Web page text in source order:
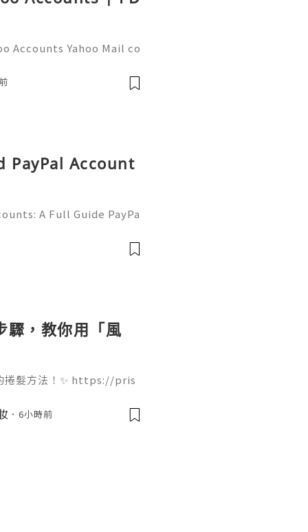
Accounts Yahoo Mail co
and online a
PayPal Account
A Full Guide PayPa
merchants, online b
驟，教你用「風
捲髮方法！✨ https://pris
，吹出來的大波浪捲度非常
定要學起來！🌬️💇‍♀️ 我們團
6小時前